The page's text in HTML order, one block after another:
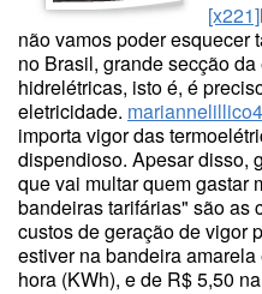
[x221]
não vamos poder esquecer
no Brasil, grande secção
hidrelétricas, isto é, é
eletricidade.
importa vigor das
dispendioso. Apesar disso,
que vai multar quem gastar
bandeiras tarifárias" são as
custos de geração de vigor
estiver na bandeira
hora (KWh), e de R$ 5,50